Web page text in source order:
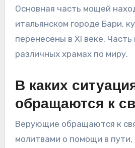
Основная часть мощей
итальянском городе Бари,
перенесены в XI веке.
различных храмах по миру.
В каких
обращаются к
Верующие обращаются к
молитвами о помощи в пути,